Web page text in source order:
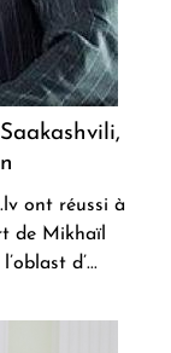
ont réussi à
de Mikhaïl
d’...